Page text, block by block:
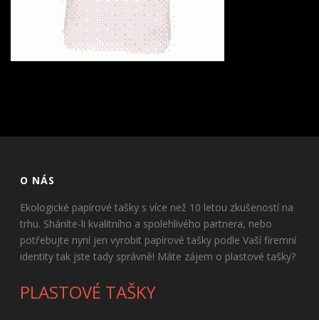
O NÁS
Ekologické papírové tašky s více než 10 letou zkušeností na
trhu. Sháníte-li kvalitního a spolehlivého partnera, nebo
potřebujte nyní jen vyrobit papírové tašky podle Vaší firemní
identity tak jste tady správně! Máte zájem o plastové tašky?
PLASTOVÉ TAŠKY